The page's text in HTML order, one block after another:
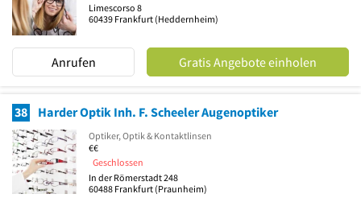
Limescorso 8
60439 Frankfurt (Heddernheim)
Anrufen Gratis Angebote einholen
38 Harder Optik Inh. F. Scheeler Augenoptiker
Optiker, Optik & Kontaktlinsen
€€
Geschlossen
In der Römerstadt 248
60488 Frankfurt (Praunheim)